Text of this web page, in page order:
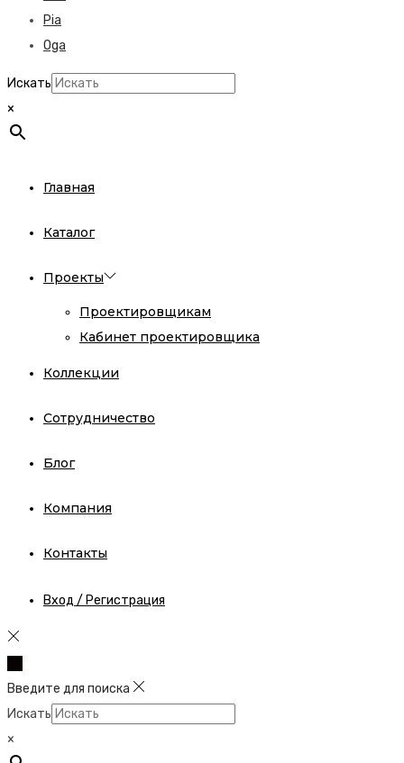
Pia
Oga
Искать
×
Главная
Каталог
Проекты
Проектировщикам
Кабинет проектировщика
Коллекции
Сотрудничество
Блог
Компания
Контакты
Вход / Регистрация
Введите для поиска
Искать
×